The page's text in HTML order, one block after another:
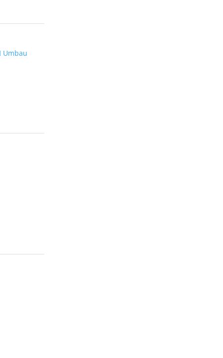
Umbau